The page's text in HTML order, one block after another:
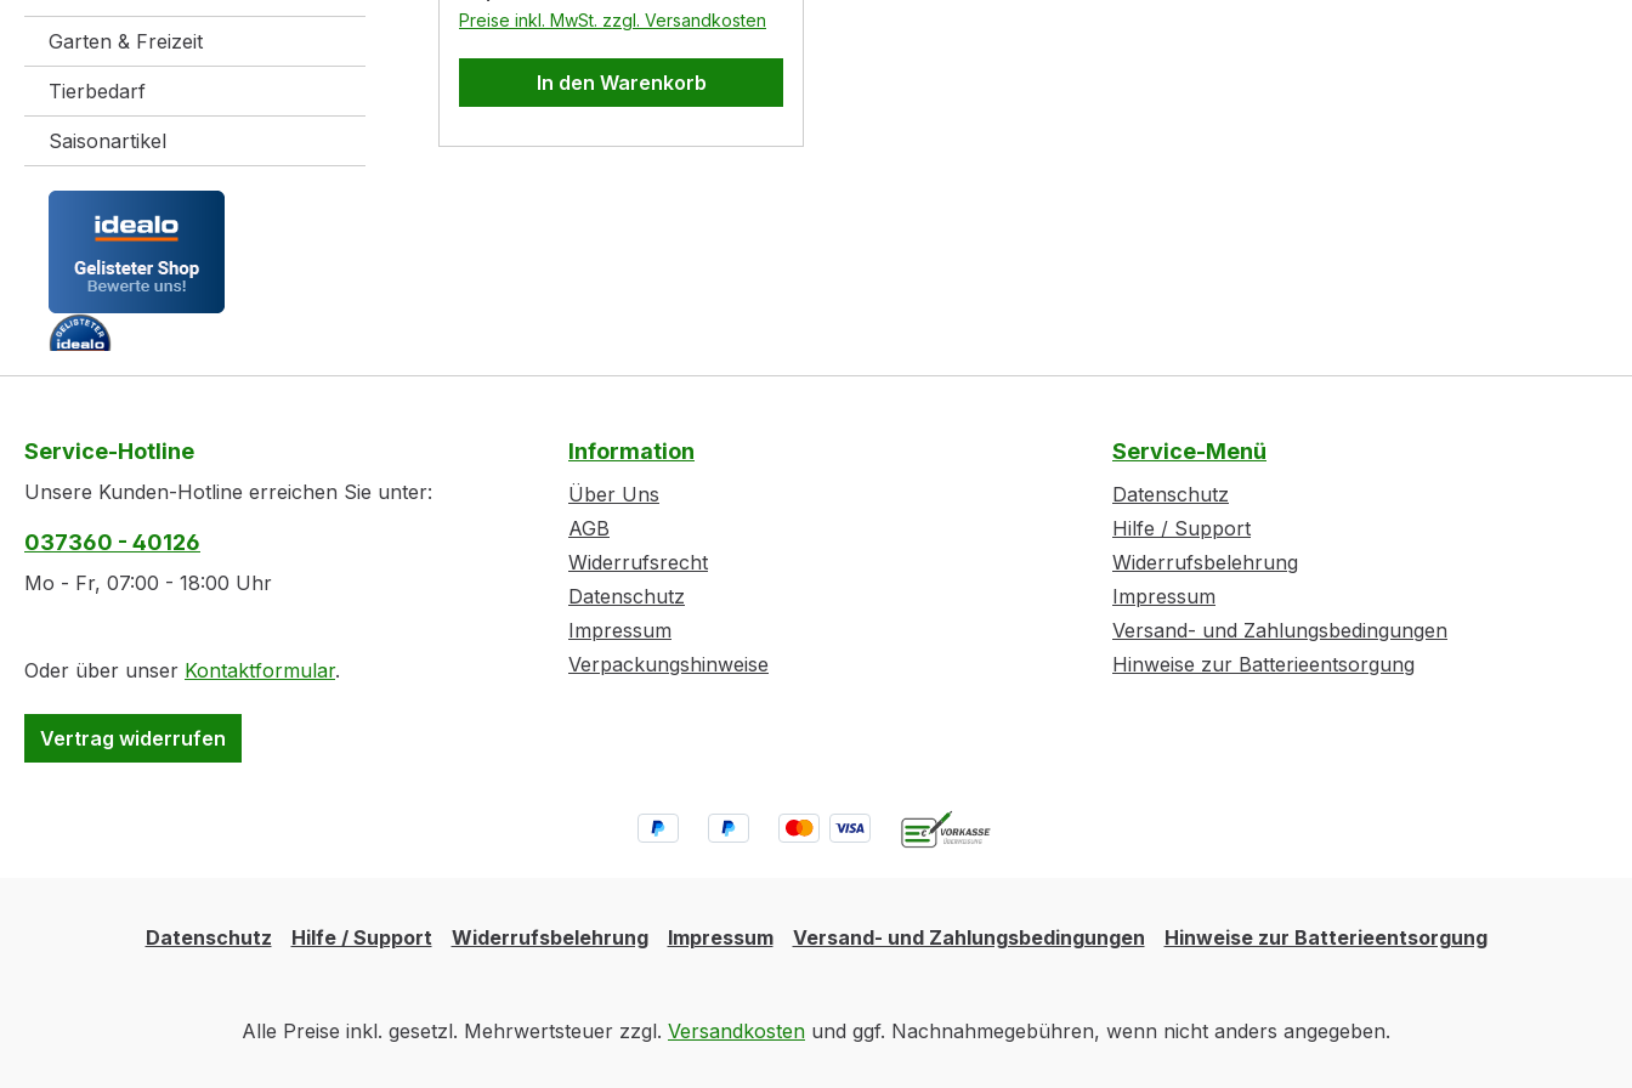
Garten & Freizeit
Tierbedarf
Saisonartikel
Preise inkl. MwSt. zzgl. Versandkosten
In den Warenkorb
Service-Hotline
Unsere Kunden-Hotline erreichen Sie unter:
037360 - 40126
Mo - Fr, 07:00 - 18:00 Uhr
Oder über unser Kontaktformular.
Vertrag widerrufen
Information
Über Uns
AGB
Widerrufsrecht
Datenschutz
Impressum
Verpackungshinweise
Service-Menü
Datenschutz
Hilfe / Support
Widerrufsbelehrung
Impressum
Versand- und Zahlungsbedingungen
Hinweise zur Batterieentsorgung
Datenschutz Hilfe / Support Widerrufsbelehrung Impressum Versand- und Zahlungsbedingungen Hinweise zur Batterieentsorgung
Alle Preise inkl. gesetzl. Mehrwertsteuer zzgl. Versandkosten und ggf. Nachnahmegebühren, wenn nicht anders angegeben.